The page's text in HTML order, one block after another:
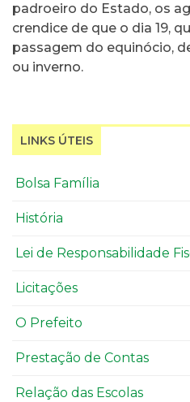
padroeiro do Estado, os
crendice de que o dia 19,
passagem do equinócio,
ou inverno.
LINKS ÚTEIS
Bolsa Família
História
Lei de Responsabilidade
Licitações
O Prefeito
Prestação de Contas
Relação das Escolas